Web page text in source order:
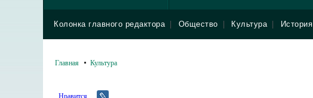
Колонка главного редактора Общество Культура История
Главная Культура
Нравится